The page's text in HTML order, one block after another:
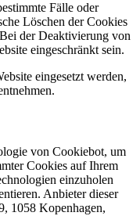
Fälle oder
Löschen der Cookies
der Deaktivierung von
eingeschränkt sein.
eingesetzt werden,
von Cookiebot, um
Cookies auf Ihrem
einzuholen
Anbieter dieser
1058 Kopenhagen,